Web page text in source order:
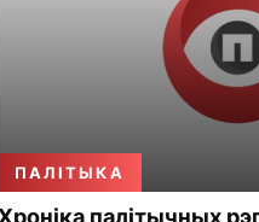
ПАЛІТЫКА
палітычных